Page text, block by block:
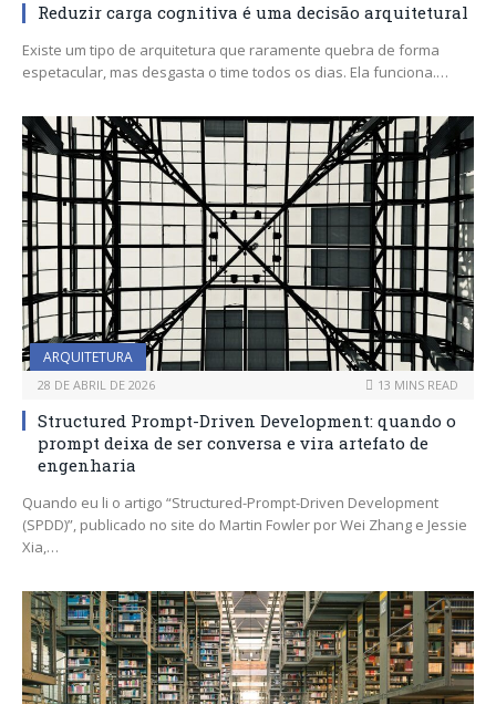
Reduzir carga cognitiva é uma decisão arquitetural
Existe um tipo de arquitetura que raramente quebra de forma
espetacular, mas desgasta o time todos os dias. Ela funciona.…
ARQUITETURA
28 DE ABRIL DE 2026 13 MINS READ
Structured Prompt-Driven Development: quando o
prompt deixa de ser conversa e vira artefato de
engenharia
Quando eu li o artigo “Structured-Prompt-Driven Development
(SPDD)”, publicado no site do Martin Fowler por Wei Zhang e Jessie
Xia,…